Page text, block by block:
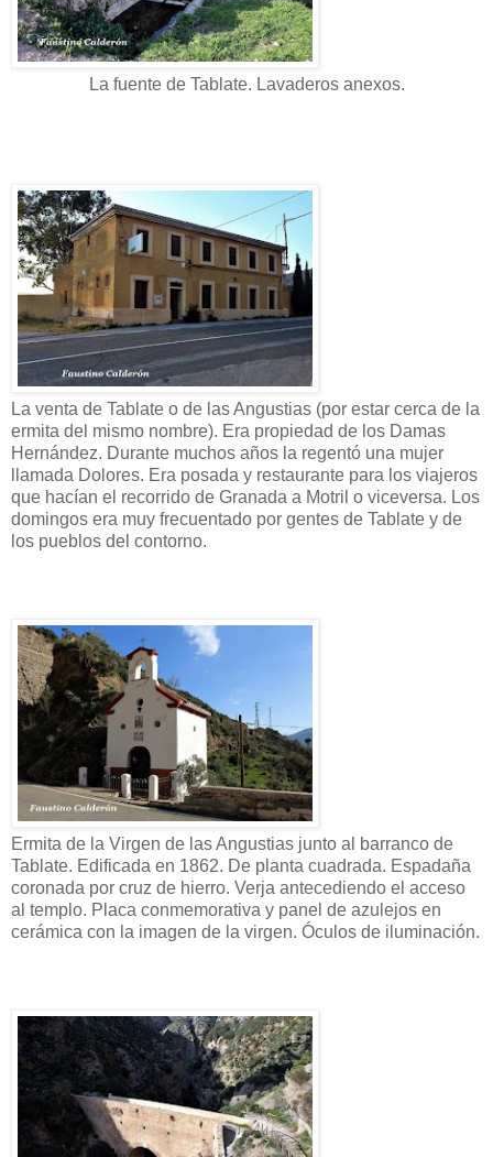
La fuente de Tablate. Lavaderos anexos.
La venta de Tablate o de las Angustias (por estar cerca de la
ermita del mismo nombre). Era propiedad de los Damas
Hernández. Durante muchos años la regentó una mujer
llamada Dolores. Era posada y restaurante para los viajeros
que hacían el recorrido de Granada a Motril o viceversa. Los
domingos era muy frecuentado por gentes de Tablate y de
los pueblos del contorno.
Ermita de la Virgen de las Angustias junto al barranco de
Tablate. Edificada en 1862. De planta cuadrada. Espadaña
coronada por cruz de hierro. Verja antecediendo el acceso
al templo. Placa conmemorativa y panel de azulejos en
cerámica con la imagen de la virgen. Óculos de iluminación.